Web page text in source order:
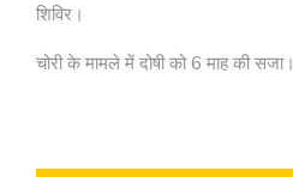
शिविर।
चोरी के मामले में दोषी को 6 माह की सजा।